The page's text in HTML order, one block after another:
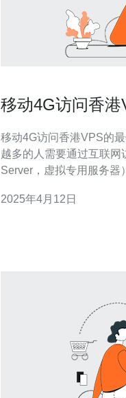
移动4G访问香
移动4G访问香港VPS的最佳选择 在今天的数
越多的人需要通过互联
Server，虚拟专用服务器
题，访问香港VPS可能会
2025年4月12日